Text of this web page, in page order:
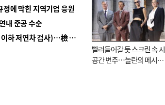
에 막힌 지역기업 응원
내 준공 수순
■ 검사 신분 버리고 직급하향(10년 이하 저연차 검사)…檢 중수청행 기피
빨려들어갈 듯 스크린 속 시
공간 변주…놀란의 메시지